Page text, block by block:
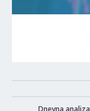
Dnevna analiza